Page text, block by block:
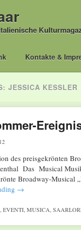
Kontakte &
JESSICA KESSLER
des preisgekrönten
Das Musical
Broadway-Musical
→
,EVENTI,MUSICA,